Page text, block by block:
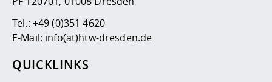
Tel.: +49 (0)351 4620
E-Mail: info(at)htw-dresden.de
QUICKLINKS